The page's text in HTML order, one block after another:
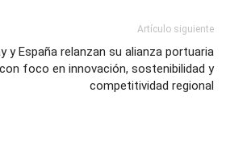
Artículo siguiente
y España relanzan su alianza portuaria
con foco en innovación, sostenibilidad y
competitividad regional